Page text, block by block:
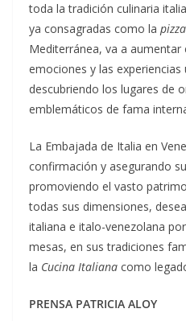
toda la tradición culinaria
ya consagradas como la
Mediterránea, va a aumentar
emociones y las experiencias
descubriendo los lugares de
emblemáticos de fama
La Embajada de Italia en
confirmación y asegurando
promoviendo el vasto
todas sus dimensiones,
italiana e italo-venezolana
mesas, en sus tradiciones
la Cucina Italiana como
PRENSA PATRICIA ALOY